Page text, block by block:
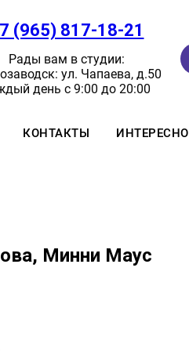
7 (965) 817-18-21
Рады вам в студии:
ул. Чапаева, д.50
день с 9:00 до 20:00
КОНТАКТЫ ИНТЕРЕСНО
Минни Маус